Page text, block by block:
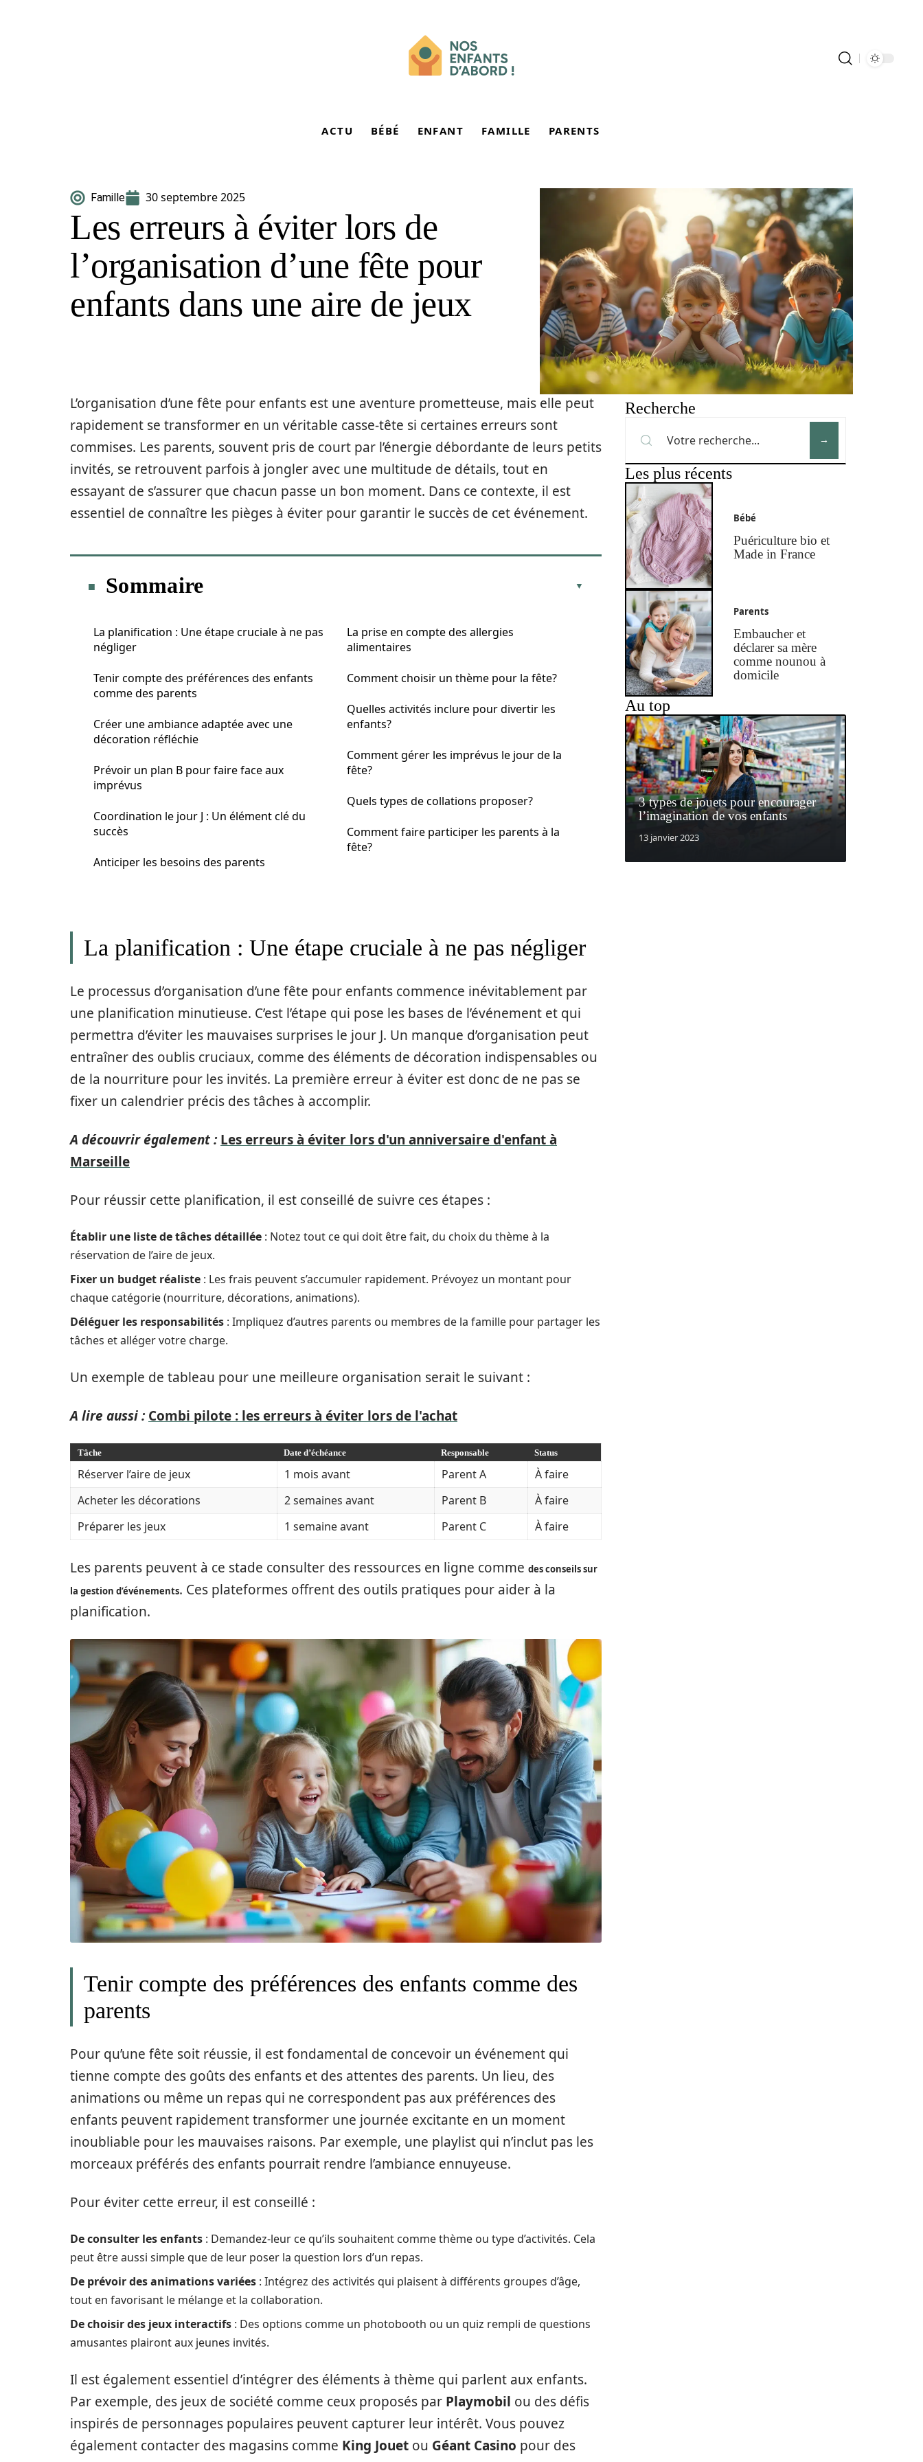
ACTU BÉBÉ ENFANT FAMILLE PARENTS
Famille 30 septembre 2025
Les erreurs à éviter lors de
l’organisation d’une fête pour
enfants dans une aire de jeux
L’organisation d’une fête pour enfants est une aventure prometteuse, mais elle peut
rapidement se transformer en un véritable casse-tête si certaines erreurs sont
commises. Les parents, souvent pris de court par l’énergie débordante de leurs petits
invités, se retrouvent parfois à jongler avec une multitude de détails, tout en
essayant de s’assurer que chacun passe un bon moment. Dans ce contexte, il est
essentiel de connaître les pièges à éviter pour garantir le succès de cet événement.
Sommaire
La planification : Une étape cruciale à ne pas
négliger
Tenir compte des préférences des enfants
comme des parents
Créer une ambiance adaptée avec une
décoration réfléchie
Prévoir un plan B pour faire face aux
imprévus
Coordination le jour J : Un élément clé du
succès
Anticiper les besoins des parents
La prise en compte des allergies
alimentaires
Comment choisir un thème pour la fête?
Quelles activités inclure pour divertir les
enfants?
Comment gérer les imprévus le jour de la
fête?
Quels types de collations proposer?
Comment faire participer les parents à la
fête?
La planification : Une étape cruciale à ne pas négliger
Le processus d’organisation d’une fête pour enfants commence inévitablement par
une planification minutieuse. C’est l’étape qui pose les bases de l’événement et qui
permettra d’éviter les mauvaises surprises le jour J. Un manque d’organisation peut
entraîner des oublis cruciaux, comme des éléments de décoration indispensables ou
de la nourriture pour les invités. La première erreur à éviter est donc de ne pas se
fixer un calendrier précis des tâches à accomplir.
A découvrir également : Les erreurs à éviter lors d'un anniversaire d'enfant à
Marseille
Pour réussir cette planification, il est conseillé de suivre ces étapes :
Établir une liste de tâches détaillée : Notez tout ce qui doit être fait, du choix du thème à la
réservation de l’aire de jeux.
Fixer un budget réaliste : Les frais peuvent s’accumuler rapidement. Prévoyez un montant pour
chaque catégorie (nourriture, décorations, animations).
Déléguer les responsabilités : Impliquez d’autres parents ou membres de la famille pour partager les
tâches et alléger votre charge.
Un exemple de tableau pour une meilleure organisation serait le suivant :
A lire aussi : Combi pilote : les erreurs à éviter lors de l'achat
Tâche Date d’échéance Responsable Status
Réserver l’aire de jeux 1 mois avant Parent A
À faire
Acheter les décorations
2 semaines avant Parent B
À faire
Préparer les jeux
1 semaine avant Parent C À faire
Les parents peuvent à ce stade consulter des ressources en ligne comme des conseils sur
la gestion d’événements. Ces plateformes offrent des outils pratiques pour aider à la
planification.
Tenir compte des préférences des enfants comme des
parents
Pour qu’une fête soit réussie, il est fondamental de concevoir un événement qui
tienne compte des goûts des enfants et des attentes des parents. Un lieu, des
animations ou même un repas qui ne correspondent pas aux préférences des
enfants peuvent rapidement transformer une journée excitante en un moment
inoubliable pour les mauvaises raisons. Par exemple, une playlist qui n’inclut pas les
morceaux préférés des enfants pourrait rendre l’ambiance ennuyeuse.
Pour éviter cette erreur, il est conseillé :
De consulter les enfants : Demandez-leur ce qu’ils souhaitent comme thème ou type d’activités. Cela
peut être aussi simple que de leur poser la question lors d’un repas.
De prévoir des animations variées : Intégrez des activités qui plaisent à différents groupes d’âge,
tout en favorisant le mélange et la collaboration.
De choisir des jeux interactifs : Des options comme un photobooth ou un quiz rempli de questions
amusantes plairont aux jeunes invités.
Il est également essentiel d’intégrer des éléments à thème qui parlent aux enfants.
Par exemple, des jeux de société comme ceux proposés par Playmobil ou des défis
inspirés de personnages populaires peuvent capturer leur intérêt. Vous pouvez
également contacter des magasins comme King Jouet ou Géant Casino pour des
Recherche
Les plus récents
Bébé
Puériculture bio et
Made in France
Parents
Embaucher et
déclarer sa mère
comme nounou à
domicile
Au top
3 types de jouets pour encourager
l’imagination de vos enfants
13 janvier 2023